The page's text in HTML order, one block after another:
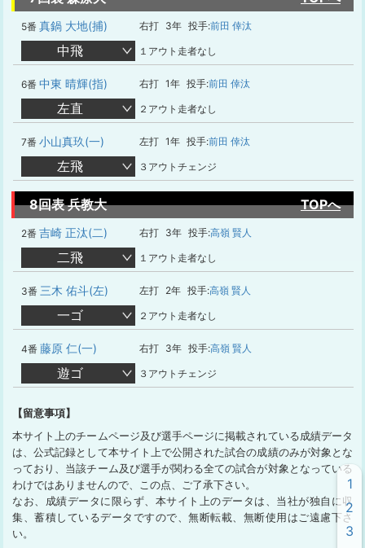
5番 真鍋 大地(捕) 右打 3年 投手:前田 倖汰
中飛 １アウト走者なし
6番 中東 晴輝(指) 右打 1年 投手:前田 倖汰
左直 ２アウト走者なし
7番 小山真玖(一) 左打 1年 投手:前田 倖汰
左飛 ３アウトチェンジ
8回表 兵教大 TOPへ
2番 吉崎 正汰(二) 右打 3年 投手:高嶺 賢人
二飛 １アウト走者なし
3番 三木 佑斗(左) 左打 2年 投手:高嶺 賢人
一ゴ ２アウト走者なし
4番 藤原 仁(一) 右打 3年 投手:高嶺 賢人
遊ゴ ３アウトチェンジ
【留意事項】
本サイト上のチームページ及び選手ページに掲載されている成績データ
は、公式記録として本サイト上で公開された試合の成績のみが対象とな
っており、当該チーム及び選手が関わる全ての試合が対象となっている
わけではありませんので、この点、ご了承下さい。
なお、成績データに限らず、本サイト上のデータは、当社が独自に収
集、蓄積しているデータですので、無断転載、無断使用はご遠慮下さ
い。
1
2
3